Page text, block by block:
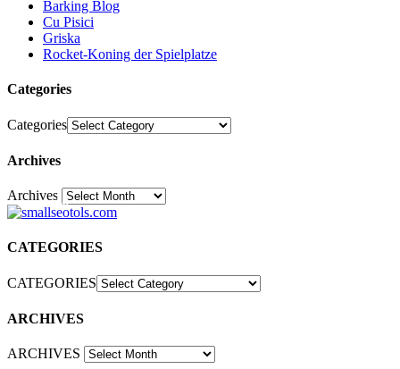
Barking Blog
Cu Pisici
Griska
Rocket-Koning der Spielplatze
Categories
Categories
Archives
Archives30
CATEGORIES
CATEGORIES
ARCHIVES
ARCHIVES